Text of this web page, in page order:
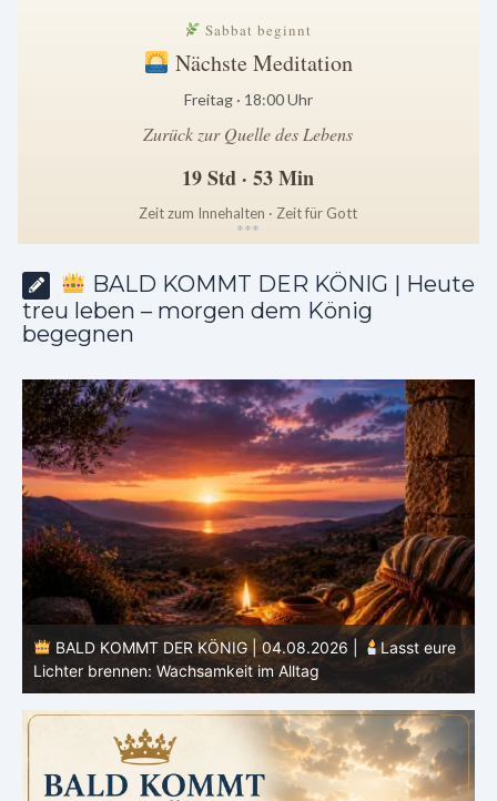
Sabbat beginnt
Nächste Meditation
Freitag · 18:00 Uhr
Zurück zur Quelle des Lebens
19 Std · 53 Min
Zeit zum Innehalten · Zeit für Gott
***
BALD KOMMT DER KÖNIG | Heute
treu leben – morgen dem König
begegnen
BALD KOMMT DER KÖNIG | 03.08.2026 |
Ein reines
Herz: Heiligung beginnt im Inneren